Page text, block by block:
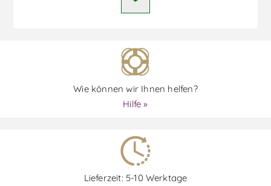
Wie können wir Ihnen helfen?
Hilfe »
Lieferzeit: 5-10 Werktage